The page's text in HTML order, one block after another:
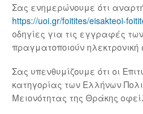
Σας ενημερώνουμε ότι
https://uoi.gr/foitites/eisakteoi-
οδηγίες για τις εγγραφές
πραγματοποιούν
Σας υπενθυμίζουμε ότι οι
κατηγορίας των Ελλήνων
Μειονότητας της Θράκης